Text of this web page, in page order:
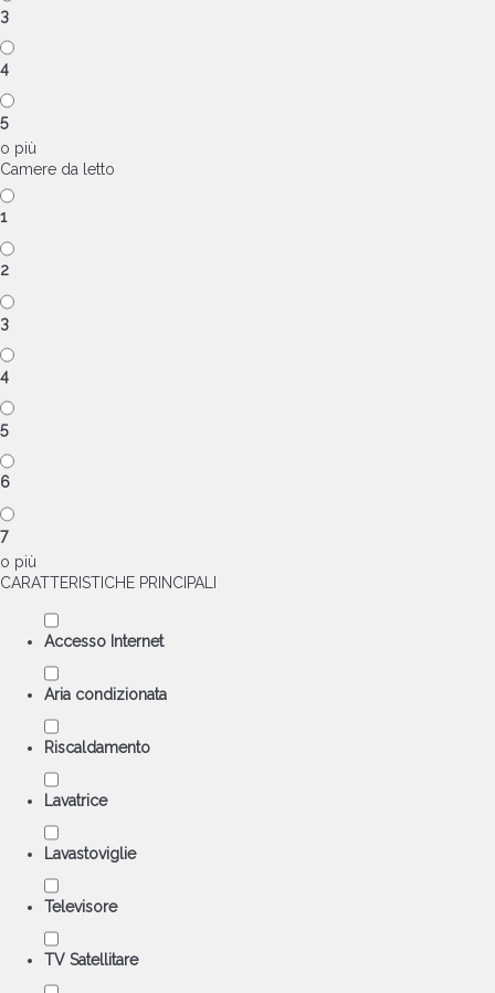
3
4
5
o più
Camere da letto
1
2
3
4
5
6
7
o più
CARATTERISTICHE PRINCIPALI
Accesso Internet
Aria condizionata
Riscaldamento
Lavatrice
Lavastoviglie
Televisore
TV Satellitare